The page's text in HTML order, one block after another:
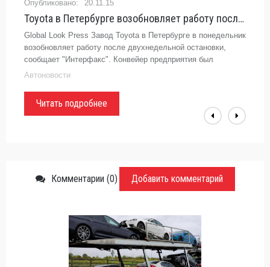
20.11.15
Toyota в Петербурге возобновляет работу после двухнедельной остановки -
Global Look Press Завод Toyota в Петербурге в понедельник
возобновляет работу после двухнедельной остановки,
сообщает "Интерфакс". Конвейер предприятия был
остановлен 2 ноября 2015 года. Как ранее сообщали в
Автоновости
Читать подробнее
Комментарии (0) Добавить комментарий